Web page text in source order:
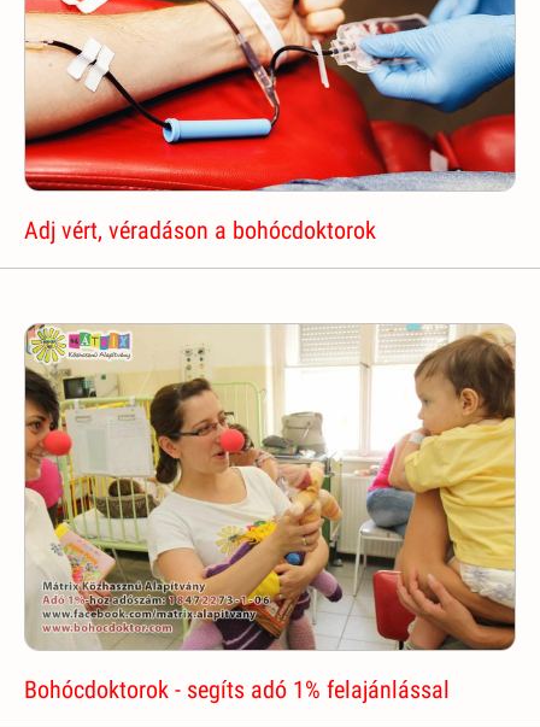
Adj vért, véradáson a bohócdoktorok
Bohócdoktorok - segíts adó 1% felajánlással